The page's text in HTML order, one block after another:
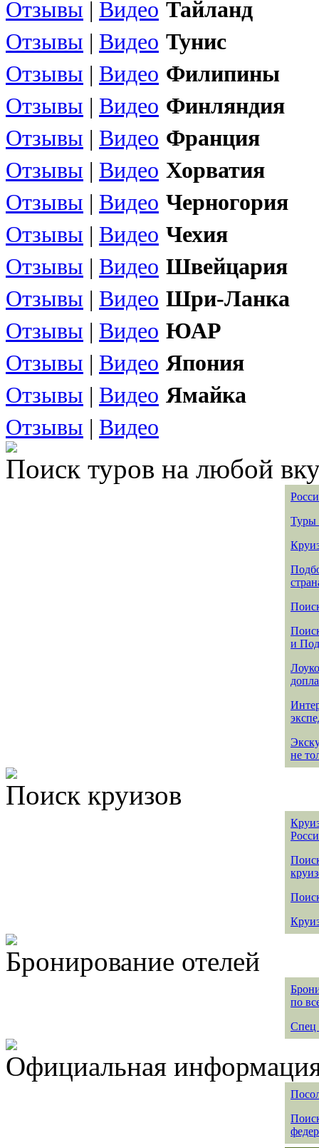
Отзывы | Видео Тайланд
Отзывы | Видео Тунис
Отзывы | Видео Филипины
Отзывы | Видео Финляндия
Отзывы | Видео Франция
Отзывы | Видео Хорватия
Отзывы | Видео Черногория
Отзывы | Видео Чехия
Отзывы | Видео Швейцария
Отзывы | Видео Шри-Ланка
Отзывы | Видео ЮАР
Отзывы | Видео Япония
Отзывы | Видео Ямайка
Отзывы | Видео
Поиск туров на любой
Туры
и
не
Поиск круизов
Бронирование отелей
по
Спец
Официальная